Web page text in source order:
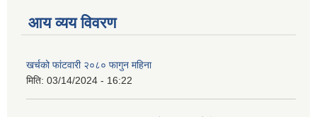
आय व्यय विवरण
खर्चको फांटवारी २०८० फागुन महिना
मिति: 03/14/2024 - 16:22